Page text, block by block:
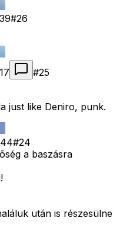
#26
#25
just like Deniro, punk.
#24
a baszásra
után is